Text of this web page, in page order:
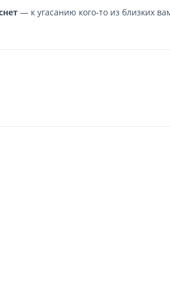
— к угасанию кого-то из близких